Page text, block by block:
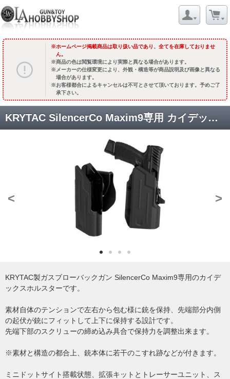
ホームページ掲載商品は取り扱い品であり、全てを在庫しておりませ
ん。
商品の色は閲覧環境により実際と異なる場合があります。
メーカーの仕様変更により、外観・構造等が商品説明及び画像と異なる
場合があります。
お客様都合によるキャンセルは不可とさせて頂いております。予めご了
承下さい。
KRYTAC SilencerCo Maxim9専用 カイデックスホルスター [取寄]
< >
KRYTAC製ガスブローバックガン SilencerCo Maxim9専用のカイデ
ックスホルスターです。
素材自体のテンションで左右から包む様に銃を保持、先端部分内側
の起伏が銃にフィットして上下に保持する設計です。
先端下部のスクリューの締め込み具合で保持力を調整出来ます。
※素材と構造の都合上、銃本体に若干のこすれ跡などが付きます。
ミニドットサイト搭載状態、拡張キットとトレーサーユニット、ス